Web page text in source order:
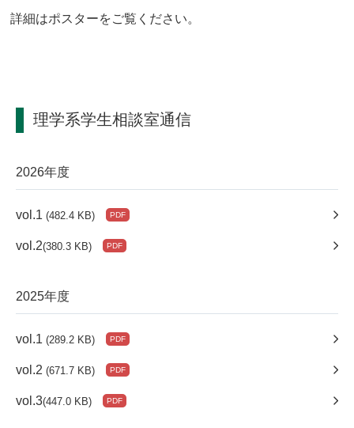
詳細はポスターをご覧ください。
理学系学生相談室通信
2026年度
vol.1 (482.4 KB)
vol.2(380.3 KB)
2025年度
vol.1 (289.2 KB)
vol.2 (671.7 KB)
vol.3(447.0 KB)